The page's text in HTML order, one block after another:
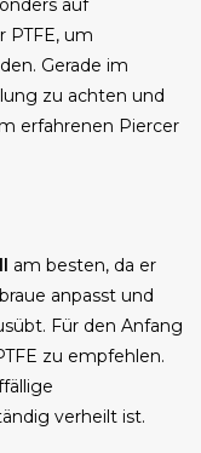
auf
PTFE, um
Gerade im
zu achten und
erfahrenen Piercer
am besten, da er
anpasst und
Für den Anfang
zu empfehlen.
verheilt ist.